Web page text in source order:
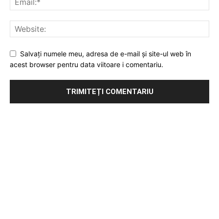
Salvați numele meu, adresa de e-mail și site-ul web în
acest browser pentru data viitoare i comentariu.